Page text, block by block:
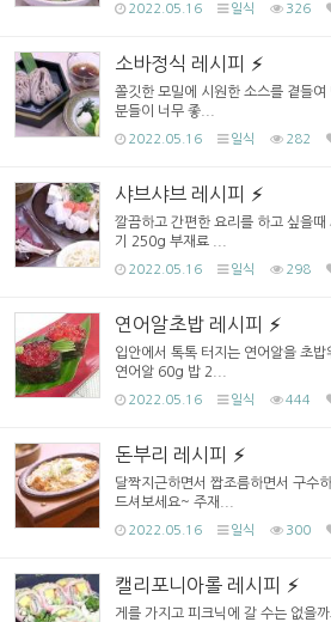
2022.05.16 일식 326
소바정식 레시피
쫄깃한 모밀에 시원한 소스를 곁들
분들이 너무 좋...
2022.05.16 일식 282
샤브샤브 레시피
깔끔하고 간편한 요리를 하고 싶을
기 250g 부재료 ...
2022.05.16 일식 298
연어알초밥 레시피
입안에서 톡톡 터지는 연어알을 초
연어알 60g 밥 2...
2022.05.16 일식 444
돈부리 레시피
달짝지근하면서 짭조름하면서 구수
드셔보세요~ 주재...
2022.05.16 일식 300
캘리포니아롤 레시피
게를 가지고 피크닉에 갈 수는 없을